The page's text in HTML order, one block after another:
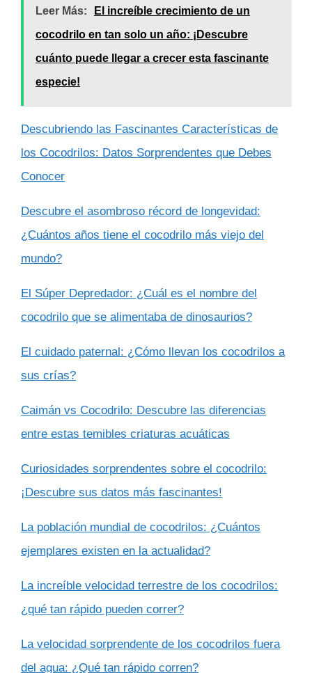
Leer Más:
El increíble crecimiento de un
cocodrilo en tan solo un año: ¡Descubre
cuánto puede llegar a crecer esta fascinante
especie!
Descubriendo las Fascinantes Características de
los Cocodrilos: Datos Sorprendentes que Debes
Conocer
Descubre el asombroso récord de longevidad:
¿Cuántos años tiene el cocodrilo más viejo del
mundo?
El Súper Depredador: ¿Cuál es el nombre del
cocodrilo que se alimentaba de dinosaurios?
El cuidado paternal: ¿Cómo llevan los cocodrilos a
sus crías?
Caimán vs Cocodrilo: Descubre las diferencias
entre estas temibles criaturas acuáticas
Curiosidades sorprendentes sobre el cocodrilo:
¡Descubre sus datos más fascinantes!
La población mundial de cocodrilos: ¿Cuántos
ejemplares existen en la actualidad?
La increíble velocidad terrestre de los cocodrilos:
¿qué tan rápido pueden correr?
La velocidad sorprendente de los cocodrilos fuera
del agua: ¿Qué tan rápido corren?